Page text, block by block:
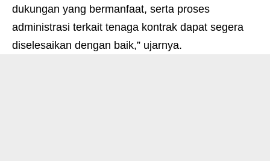
dukungan yang bermanfaat, serta proses
administrasi terkait tenaga kontrak dapat segera
diselesaikan dengan baik,” ujarnya.